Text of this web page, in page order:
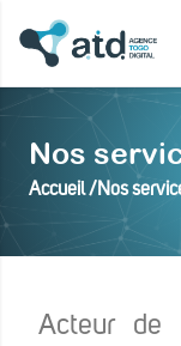
Nos
Accueil /Nos
Acteur de